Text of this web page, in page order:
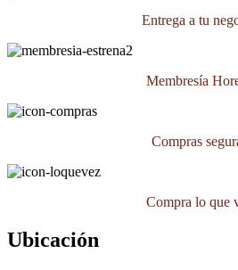
Entrega a tu
Membresía
Compras
Compra lo que
Ubicación